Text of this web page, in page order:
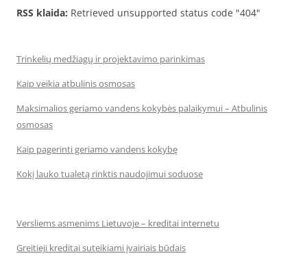
RSS klaida: Retrieved unsupported status code "404"
Trinkelių medžiagų ir projektavimo parinkimas
Kaip veikia atbulinis osmosas
Maksimalios geriamo vandens kokybės palaikymui – Atbulinis
osmosas
Kaip pagerinti geriamo vandens kokybę
Kokį lauko tualetą rinktis naudojimui soduose
Versliems asmenims Lietuvoje – kreditai internetu
Greitieji kreditai suteikiami įvairiais būdais